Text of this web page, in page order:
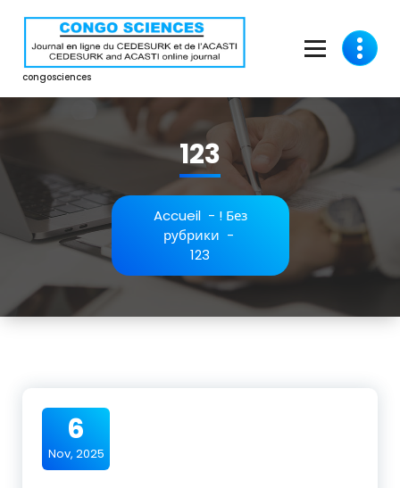
contenu
congosciences
123
Accueil- ! Без
рубрики -
123
6
Nov, 2025